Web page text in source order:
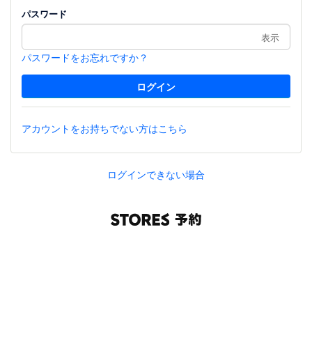
パスワード
表示
パスワードをお忘れですか？
アカウントをお持ちでない方はこちら
ログインできない場合